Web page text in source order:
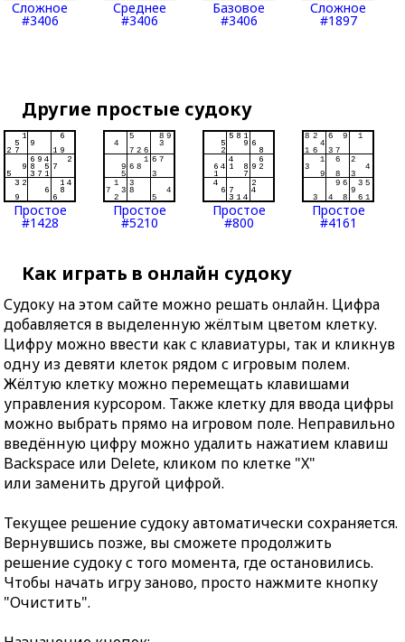
Сложное
#3406
Среднее
#3406
Базовое
#3406
Сложное
#1897
Другие простые судоку
Простое
#1428
Простое
#5210
Простое
#800
Простое
#4161
Как играть в онлайн судоку
Судоку на этом сайте можно решать онлайн. Цифра
добавляется в выделенную жёлтым цветом клетку.
Цифру можно ввести как с клавиатуры, так и кликнув
одну из девяти клеток рядом с игровым полем.
Жёлтую клетку можно перемещать клавишами
управления курсором. Также клетку для ввода цифры
можно выбрать прямо на игровом поле. Неправильно
введённую цифру можно удалить нажатием клавиш
Backspace или Delete, кликом по клетке "X"
или заменить другой цифрой.
Текущее решение судоку автоматически сохраняется.
Вернувшись позже, вы сможете продолжить
решение судоку с того момента, где остановились.
Чтобы начать игру заново, просто нажмите кнопку
"Очистить".